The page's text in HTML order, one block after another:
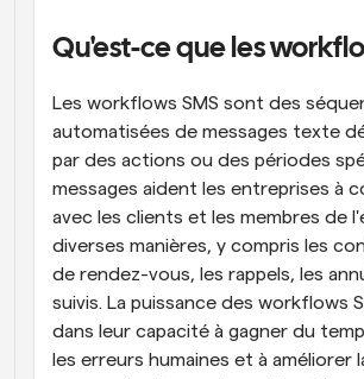
Qu'est-ce que les
Les workflows SMS sont des
automatisées de messages texte
par des actions ou des périodes
messages aident les entreprises à
avec les clients et les membres de
diverses manières, y compris les
de rendez-vous, les rappels, les
suivis. La puissance des workflows
dans leur capacité à gagner du
les erreurs humaines et à améliorer